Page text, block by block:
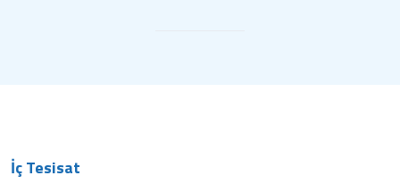
İç Tesisat